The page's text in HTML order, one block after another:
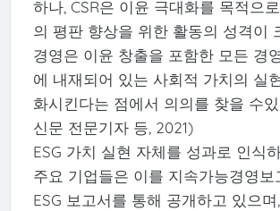
하나, CSR은 이윤 극대화를 목적으
의 평판 향상을 위한 활동의 성격이
경영은 이윤 창출을 포함한 모든 경
에 내재되어 있는 사회적 가치의 실
화시킨다는 점에서 의의를 찾을 수
신문 전문기자 등, 2021)
ESG 가치 실현 자체를 성과로 인식
주요 기업들은 이를 지속가능경영보
ESG 보고서를 통해 공개하고 있으